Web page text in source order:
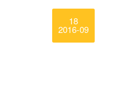
18
2016-09